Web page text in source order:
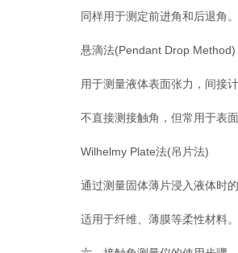
同样用于测定前进角和后退角。
悬滴法(Pendant Drop Method)
用于测量液体表面张力，间接计
不直接测接触角，但常用于表面
Wilhelmy Plate法(吊片法)
通过测量固体薄片浸入液体时的
适用于纤维、薄膜等柔性材料。